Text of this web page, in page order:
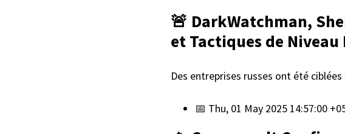
🚨 DarkWatchman,
et Tactiques de
Des entreprises russes ont été
📅 Thu, 01 May 2025 14:57:00